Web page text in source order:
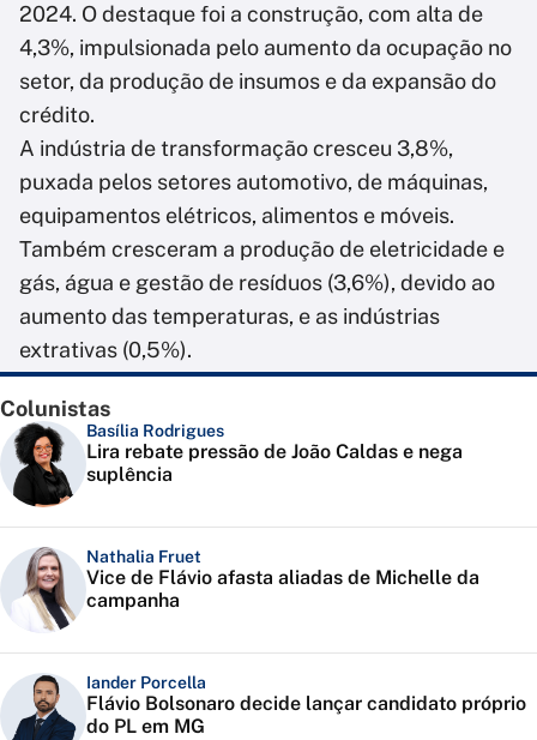
2024. O destaque foi a construção, com alta de
4,3%, impulsionada pelo aumento da ocupação no
setor, da produção de insumos e da expansão do
crédito.
A indústria de transformação cresceu 3,8%,
puxada pelos setores automotivo, de máquinas,
equipamentos elétricos, alimentos e móveis.
Também cresceram a produção de eletricidade e
gás, água e gestão de resíduos (3,6%), devido ao
aumento das temperaturas, e as indústrias
extrativas (0,5%).
Colunistas
Basília Rodrigues
Lira rebate pressão de João Caldas e nega
suplência
Nathalia Fruet
Vice de Flávio afasta aliadas de Michelle da
campanha
Iander Porcella
Flávio Bolsonaro decide lançar candidato próprio
do PL em MG